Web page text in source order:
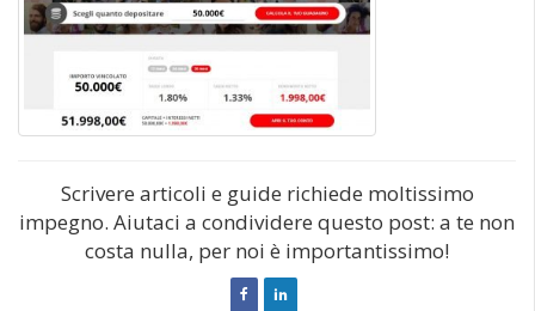
Scrivere articoli e guide richiede moltissimo
impegno. Aiutaci a condividere questo post: a te non
costa nulla, per noi è importantissimo!